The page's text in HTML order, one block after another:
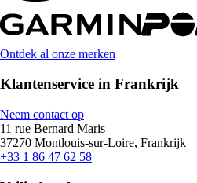
Ontdek al onze merken
Klantenservice in Frankrijk
Neem contact op
11 rue Bernard Maris
37270 Montlouis-sur-Loire, Frankrijk
+33 1 86 47 62 58